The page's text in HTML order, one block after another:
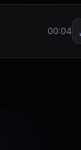
00:04